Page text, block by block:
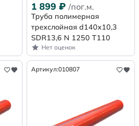
1 899 ₽ /пог.м.
Труба полимерная
трехслойная d140x10,3
SDR13,6 N 1250 Т110
Нет оценок
Артикул:010807